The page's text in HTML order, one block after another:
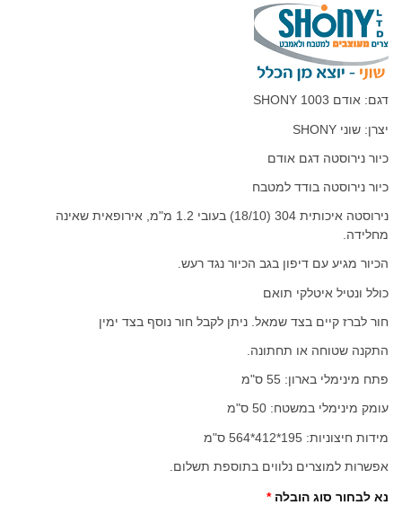
דגם: אודם 1003 SHONY
יצרן: שוני SHONY
כיור נירוסטה דגם אודם
כיור נירוסטה בודד למטבח
נירוסטה איכותית 304 (18/10) בעובי 1.2 מ"מ, אירופאית שאינה
מחלידה.
הכיור מגיע עם דיפון בגב הכיור נגד רעש.
כולל ונטיל איטלקי תואם
חור לברז קיים בצד שמאל. ניתן לקבל חור נוסף בצד ימין
התקנה שטוחה או תחתונה.
פתח מינימלי בארון: 55 ס"מ
עומק מינימלי במשטח: 50 ס"מ
מידות חיצוניות: 195*412*564 ס"מ
אפשרות למוצרים נלווים בתוספת תשלום.
נא לבחור סוג הובלה *